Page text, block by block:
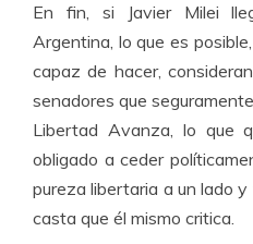
En fin, si Javier Milei
Argentina, lo que es
capaz de hacer,
senadores que
Libertad Avanza, lo que
obligado a ceder
pureza libertaria a un lado
casta que él mismo critica.